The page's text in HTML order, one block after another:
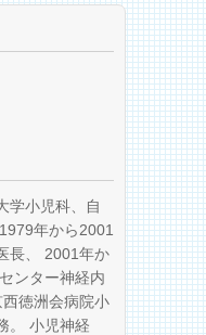
学小児科、自
年から2001
長、 2001年か
ンター神経内
徳洲会病院小
。 小児神経